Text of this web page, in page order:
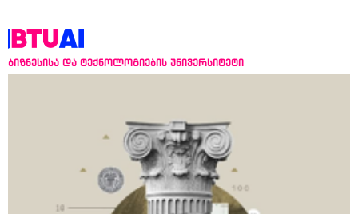
ბიზნესისა და ტექნოლოგიების უნივერსიტეტი